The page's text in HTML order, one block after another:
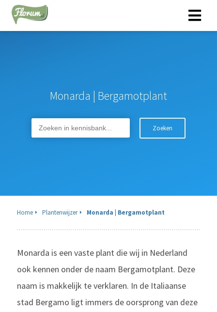
Monarda | Bergamotplant
Zoeken
Home Plantenwijzer Monarda | Bergamotplant
Monarda is een vaste plant die wij in Nederland
ook kennen onder de naam Bergamotplant. Deze
naam is makkelijk te verklaren. In de Italiaanse
stad Bergamo ligt immers de oorsprong van deze